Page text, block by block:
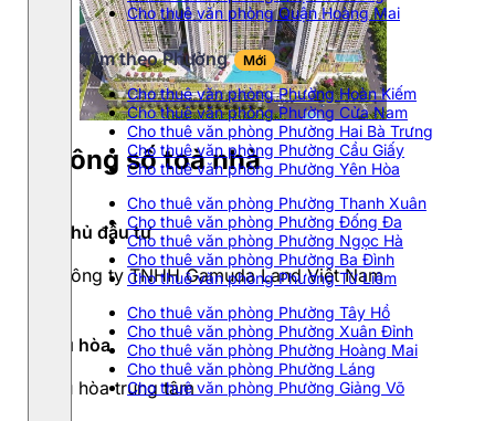
Cho thuê văn phòng Quận Hoàng Mai
Tìm theo Phường Mới
Cho thuê văn phòng Phường Hoàn Kiếm
Cho thuê văn phòng Phường Cửa Nam
Cho thuê văn phòng Phường Hai Bà Trưng
Cho thuê văn phòng Phường Cầu Giấy
Cho thuê văn phòng Phường Yên Hòa
Cho thuê văn phòng Phường Thanh Xuân
Cho thuê văn phòng Phường Đống Đa
Cho thuê văn phòng Phường Ngọc Hà
Cho thuê văn phòng Phường Ba Đình
Cho thuê văn phòng Phường Từ Liêm
Cho thuê văn phòng Phường Tây Hồ
Cho thuê văn phòng Phường Xuân Đỉnh
Cho thuê văn phòng Phường Hoàng Mai
Cho thuê văn phòng Phường Láng
Cho thuê văn phòng Phường Giảng Võ
Thông số toà nhà
Chủ đầu tư
Công ty TNHH Gamuda Land Việt Nam
Điều hòa
Điều hòa trung tâm